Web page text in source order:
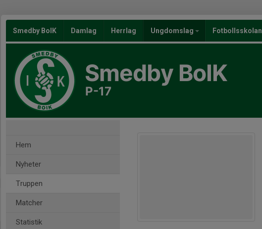
Smedby BoIK Damlag Herrlag Ungdomslag Fotbollsskolan
Smedby BoIK
P-17
Hem
Nyheter
Truppen
Matcher
Statistik